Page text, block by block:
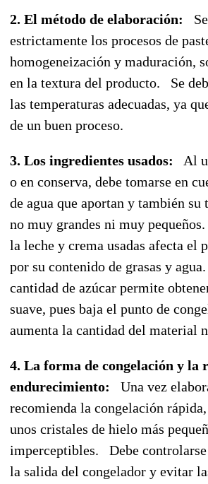
2. El método de elaboración:
estrictamente los procesos de
homogeneización y maduración,
en la textura del producto. Se
las temperaturas adecuadas, ya
de un buen proceso.
3. Los ingredientes usados: Al
o en conserva, debe tomarse en
de agua que aportan y también su
no muy grandes ni muy
la leche y crema usadas afecta el
por su contenido de grasas y
cantidad de azúcar permite
suave, pues baja el punto de
aumenta la cantidad del material
4. La forma de congelación y la
endurecimiento: Una vez
recomienda la congelación
unos cristales de hielo más
imperceptibles. Debe controlarse
la salida del congelador y evitar